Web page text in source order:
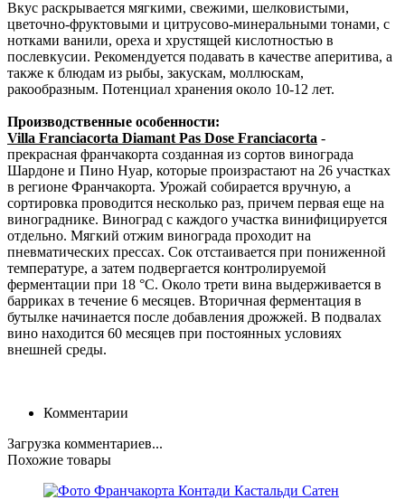
Вкус раскрывается мягкими, свежими, шелковистыми,
цветочно-фруктовыми и цитрусово-минеральными тонами, с
нотками ванили, ореха и хрустящей кислотностью в
послевкусии. Рекомендуется подавать в качестве аперитива, а
также к блюдам из рыбы, закускам, моллюскам,
ракообразным. Потенциал хранения около 10-12 лет.
Производственные особенности:
Villa Franciacorta Diamant Pas Dose Franciacorta -
прекрасная франчакорта созданная из сортов винограда
Шардоне и Пино Нуар, которые произрастают на 26 участках
в регионе Франчакорта. Урожай собирается вручную, а
сортировка проводится несколько раз, причем первая еще на
винограднике. Виноград с каждого участка винифицируется
отдельно. Мягкий отжим винограда проходит на
пневматических прессах. Сок отстаивается при пониженной
температуре, а затем подвергается контролируемой
ферментации при 18 °С. Около трети вина выдерживается в
барриках в течение 6 месяцев. Вторичная ферментация в
бутылке начинается после добавления дрожжей. В подвалах
вино находится 60 месяцев при постоянных условиях
внешней среды.
Комментарии
Загрузка комментариев...
Похожие товары